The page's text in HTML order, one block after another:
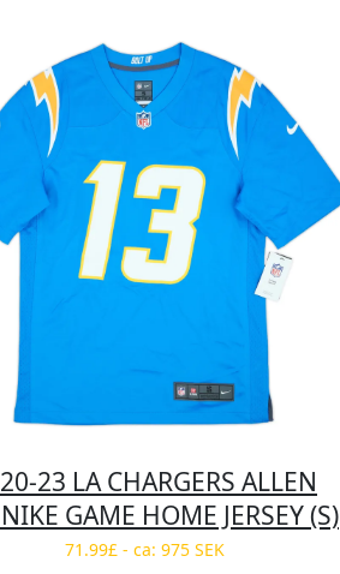
23 LA CHARGERS ALLEN
GAME HOME JERSEY (S)
71.99£ - ca: 975 SEK